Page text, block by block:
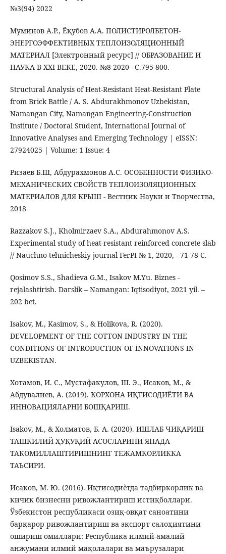
№3(94) 2022
Муминов А.Р., Ёқубов А.А. ПОЛИСТИРОЛБЕТОН-
ЭНЕРГОЭФФЕКТИВНЫХ ТЕПЛОИЗОЛЯЦИОННЫЙ
МАТЕРИАЛ [Электронный ресурс] // ОБРАЗОВАНИЕ И
НАУКА В XXI ВЕКЕ, 2020. №8 2020– С.795-800.
Structural Analysis of Heat-Resistant Heat-Resistant Plate
from Brick Battle / A. S. Abdurakhmonov Uzbekistan,
Namangan City, Namangan Engineering-Construction
Institute / Doctoral Student, International Journal of
Innovative Analyses and Emerging Technology | eISSN:
27924025 | Volume: 1 Issue: 4
Ризаев Б.Ш, Абдурахмонов А.С. ОСОБЕННОСТИ ФИЗИКО-
МЕХАНИЧЕСКИХ СВОЙСТВ ТЕПЛОИЗОЛЯЦИОННЫХ
МАТЕРИАЛОВ ДЛЯ КРЫШ - Вестник Науки и Творчества,
2018
Razzakov S.J., Kholmirzaev S.A., Abdurahmonov A.S.
Experimental study of heat-resistant reinforced concrete slab
// Nauchno-tehnicheskiy journal FerPI № 1, 2020, - 71-78 С.
Qosimov S.S., Shadieva G.M., Isakov M.Yu. Biznes -
rejalashtirish. Darslik – Namangan: Iqtisodiyot, 2021 yil. –
202 bet.
Isakov, M., Kasimov, S., & Holikova, R. (2020).
DEVELOPMENT OF THE COTTON INDUSTRY IN THE
CONDITIONS OF INTRODUCTION OF INNOVATIONS IN
UZBEKISTAN.
Хотамов, И. С., Мустафакулов, Ш. Э., Исаков, М., &
Абдувалиев, А. (2019). КОРХОНА ИҚТИСОДИЁТИ ВА
ИННОВАЦИЯЛАРНИ БОШҚАРИШ.
Isakov, M., & Холматов, Б. А. (2020). ИШЛАБ ЧИҚАРИШ
ТАШКИЛИЙ-ҲУҚУҚИЙ АСОСЛАРИНИ ЯНАДА
ТАКОМИЛЛАШТИРИШНИНГ ТЕЖАМКОРЛИККА
ТАЪСИРИ.
Исаков, М. Ю. (2016). Иқтисодиѐтда тадбиркорлик ва
кичик бизнесни ривожлантириш истиқболлари.
Ўзбекистон республикаси озиқ-овқат саноатини
барқарор ривожлантириш ва экспорт салоҳиятини
ошириш омиллари: Республика илмий-амалий
анжумани илмий мақолалари ва маърузалари